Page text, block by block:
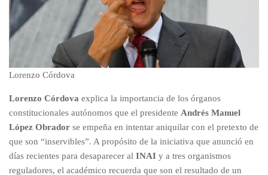
Lorenzo Córdova
Lorenzo Córdova explica la importancia de los órganos
constitucionales autónomos que el presidente Andrés Manuel
López Obrador se empeña en intentar aniquilar con el pretexto de
que son “inservibles”. A propósito de la iniciativa que anunció en
días recientes para desaparecer al INAI y a tres organismos
reguladores, el académico recuerda que son el resultado de un